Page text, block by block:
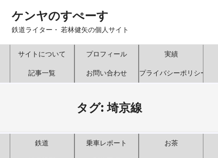
ン
ケンヤのすぺーす
鉄道ライター・ 若林健矢の個人サイト
サイトについて プロフィール
実績
記事一覧
お問い合わせ プライバシーポリシー
タグ:埼京線
鉄道 乗車レポート
お茶